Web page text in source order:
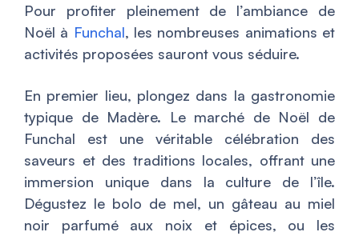
Pour profiter pleinement de l’ambiance de
Noël à Funchal, les nombreuses animations et
activités proposées sauront vous séduire.
En premier lieu, plongez dans la gastronomie
typique de Madère. Le marché de Noël de
Funchal est une véritable célébration des
saveurs et des traditions locales, offrant une
immersion unique dans la culture de l’île.
Dégustez le bolo de mel, un gâteau au miel
noir parfumé aux noix et épices, ou les